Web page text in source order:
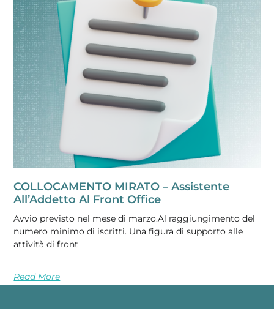
COLLOCAMENTO MIRATO – Assistente
All’Addetto Al Front Office
Avvio previsto nel mese di marzo.Al raggiungimento del
numero minimo di iscritti. Una figura di supporto alle
attività di front
Read More